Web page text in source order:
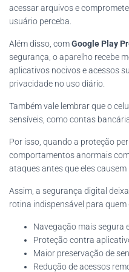
acessar arquivos e
usuário perceba.
Além disso, comGoogle Play
segurança, o aparelho recebe
aplicativos nocivos e acessos
privacidade no uso diário.
Também vale lembrar que o
sensíveis, como contas
Por isso, quando a proteção
comportamentos anormais
ataques antes que eles causem
Assim, a segurança digital
rotina indispensável para
Navegação mais segura
Proteção contra
Maior preservação de
Redução de acessos